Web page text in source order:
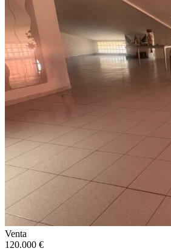
Venta
120.000 €